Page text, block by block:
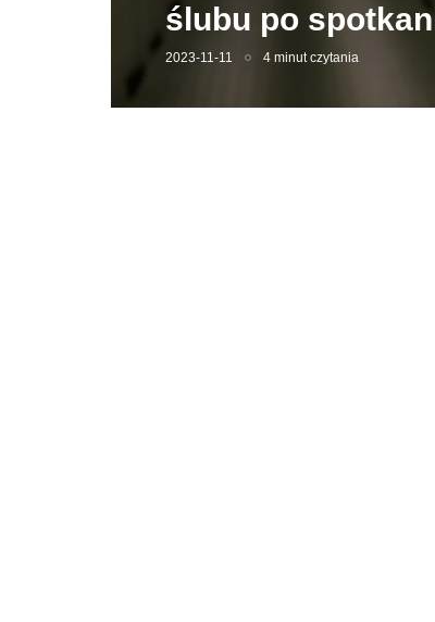
ślubu po
2023-11-11 4 minut czytania